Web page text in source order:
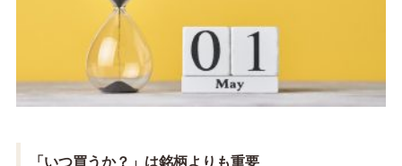
「いつ買うか？」は銘柄よりも重要